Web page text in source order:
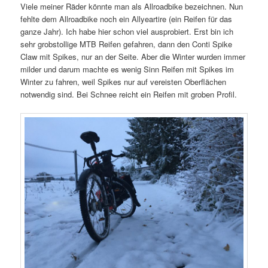
Viele meiner Räder könnte man als Allroadbike bezeichnen. Nun
fehlte dem Allroadbike noch ein Allyeartire (ein Reifen für das
ganze Jahr). Ich habe hier schon viel ausprobiert. Erst bin ich
sehr grobstollige MTB Reifen gefahren, dann den Conti Spike
Claw mit Spikes, nur an der Seite. Aber die Winter wurden immer
milder und darum machte es wenig Sinn Reifen mit Spikes im
Winter zu fahren, weil Spikes nur auf vereisten Oberflächen
notwendig sind. Bei Schnee reicht ein Reifen mit groben Profil.